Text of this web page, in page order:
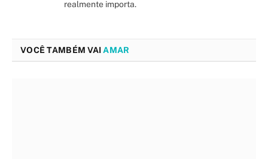
realmente importa.
VOCÊ TAMBÉM VAI AMAR